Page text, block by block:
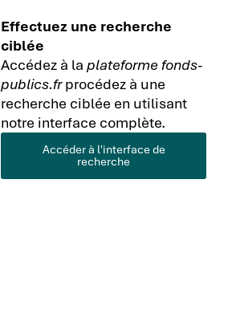
Effectuez une recherche
ciblée
Accédez à laplateforme fonds-
publics.frprocédez à une
recherche ciblée en utilisant
notre interface complète.
Accéder à l'interface de
recherche